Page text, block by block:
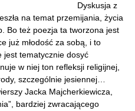
Dyskusja z
na temat przemijania, życia
Bo też poezja ta tworzona jest
już młodość za sobą, i to
jest tematycznie dosyć
w niej ton refleksji religijnej,
szczególnie jesiennej…
Jacka Majcherkiewicza,
bardziej zwracającego